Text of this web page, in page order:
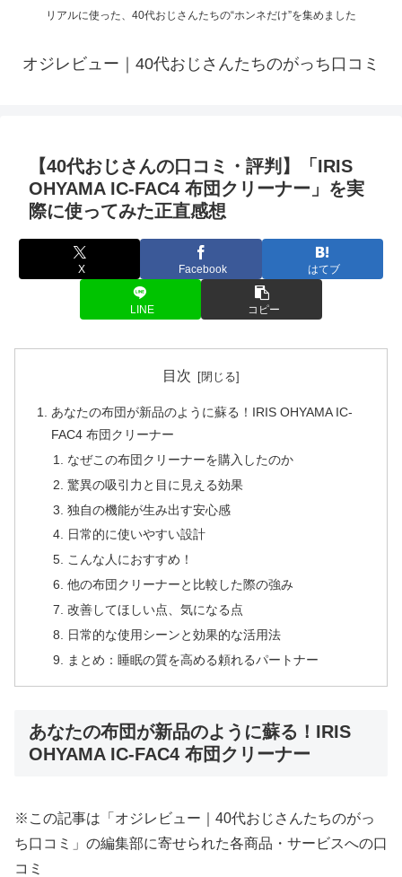
リアルに使った、40代おじさんたちの“ホンネだけ”を集めました
オジレビュー｜40代おじさんたちのがっち口コミ
【40代おじさんの口コミ・評判】「IRIS
OHYAMA IC-FAC4 布団クリーナー」を実
際に使ってみた正直感想
X Facebook はてブ
LINE コピー
目次
あなたの布団が新品のように蘇る！IRIS OHYAMA IC-
FAC4 布団クリーナー
なぜこの布団クリーナーを購入したのか
驚異の吸引力と目に見える効果
独自の機能が生み出す安心感
日常的に使いやすい設計
こんな人におすすめ！
他の布団クリーナーと比較した際の強み
改善してほしい点、気になる点
日常的な使用シーンと効果的な活用法
まとめ：睡眠の質を高める頼れるパートナー
あなたの布団が新品のように蘇る！IRIS
OHYAMA IC-FAC4 布団クリーナー
※この記事は「オジレビュー｜40代おじさんたちのがっ
ち口コミ」の編集部に寄せられた各商品・サービスへの口
コミ